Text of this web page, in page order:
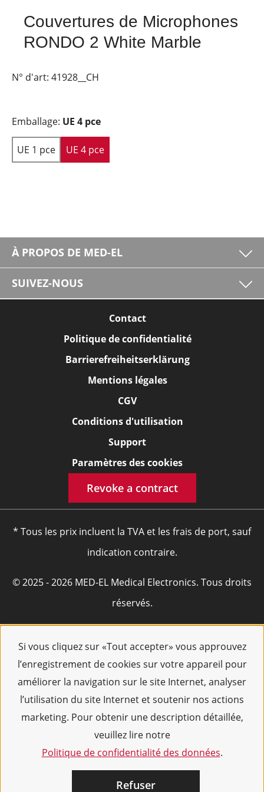
Si vous cliquez sur «Tout accepter» vous approuvez
l’enregistrement de cookies sur votre appareil pour
améliorer la navigation sur le site Internet, analyser
l’utilisation du site Internet et soutenir nos actions
marketing. Pour obtenir une description détaillée,
veuillez lire notre
Politique de confidentialité des données.
Refuser
Couvertures de Microphones
RONDO 2 White Marble
N° d'art: 41928__CH
Emballage: UE 4 pce
UE 1 pce UE 4 pce
À PROPOS DE MED-EL
SUIVEZ-NOUS
Contact
Politique de confidentialité
Barrierefreiheitserklärung
Mentions légales
CGV
Conditions d'utilisation
Support
Paramètres des cookies
Revoke a contract
* Tous les prix incluent la TVA et les frais de port, sauf
indication contraire.
© 2025 - 2026 MED-EL Medical Electronics. Tous droits
réservés.